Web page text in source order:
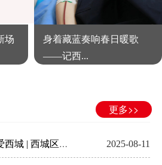
场
身着藏蓝奏响春日暖歌
——记西...
更多>>
推进会暨红十字志愿者工作委员会... 2025-08-11